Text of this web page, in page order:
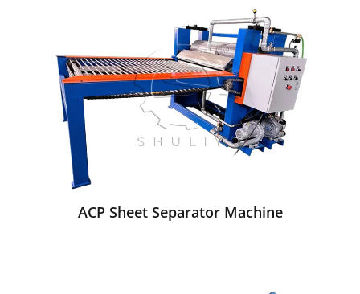
ACP Sheet Separator Machine